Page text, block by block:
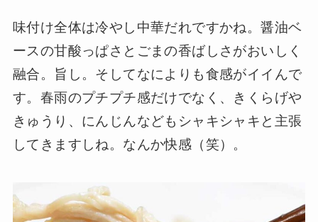
味付け全体は冷やし中華だれですかね。醤油ベ
ースの甘酸っぱさとごまの香ばしさがおいしく
融合。旨し。そしてなによりも食感がイイんで
す。春雨のプチプチ感だけでなく、きくらげや
きゅうり、にんじんなどもシャキシャキと主張
してきますしね。なんか快感（笑）。